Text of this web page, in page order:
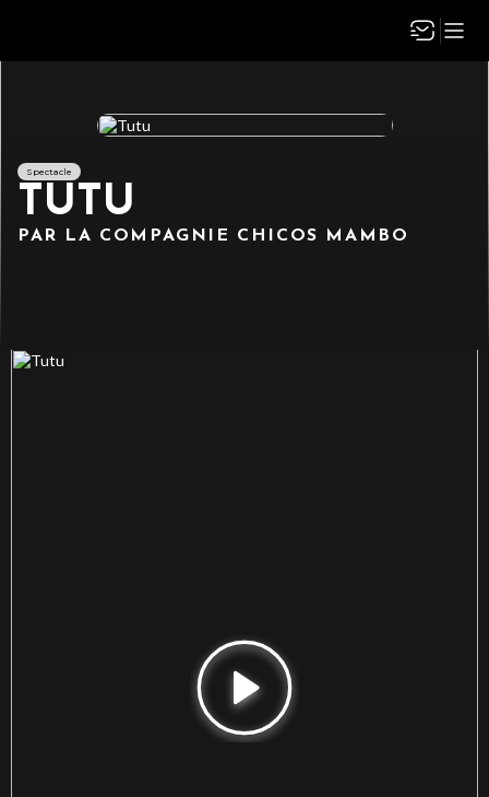
Spectacle
TUTU
PAR LA COMPAGNIE CHICOS MAMBO